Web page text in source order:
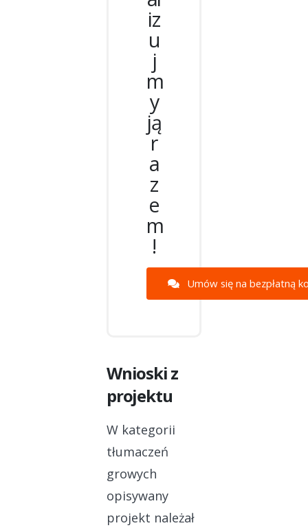
iz
u
j
m
y
ją
r
a
z
e
m
!
Umów się na bezpłatną
Wnioski z
projektu
W kategorii
tłumaczeń
growych
opisywany
projekt należał